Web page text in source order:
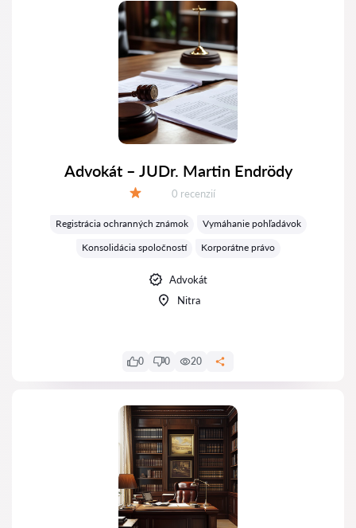
Advokát – JUDr. Martin Endrödy
Recenzií:
0 recenzií
Registrácia ochranných známok
Vymáhanie pohľadávok
Konsolidácia spoločností
Korporátne právo
Advokát
Nitra
0 0 20